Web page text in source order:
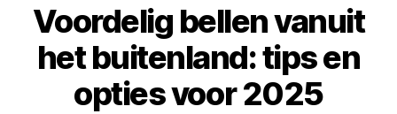
Voordelig bellen vanuit
het buitenland: tips en
opties voor 2025